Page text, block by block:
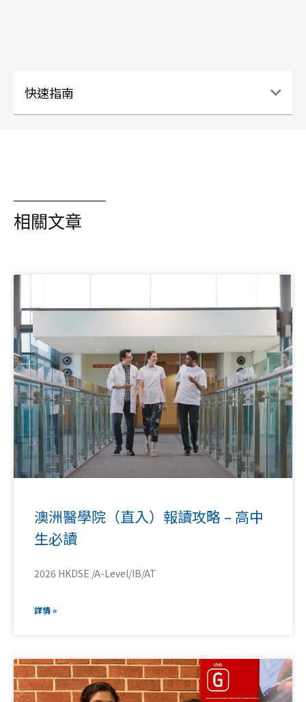
快速指南
相關文章
澳洲醫學院（直入）報讀攻略 – 高中
生必讀
2026 HKDSE /A-Level/IB/AT
詳情 »